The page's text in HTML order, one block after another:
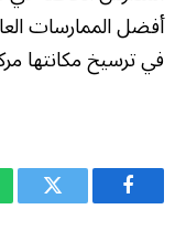
أفضل الممارسات
في ترسيخ مكانتها
فيسبوك تويتر